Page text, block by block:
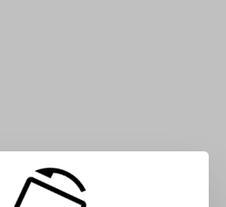
characters into the box: